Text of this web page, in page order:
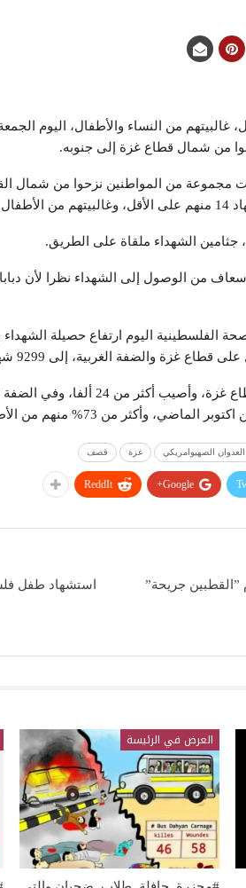
الأقل، غالبيتهم من النساء والأطفال، اليوم
من شمال قطاع غزة إلى جنوبه.
مجموعة من المواطنين نزحوا من شمال
جثامين الشهداء ملقاة على الطريق.
من الوصول إلى الشهداء نظرا لأن
الفلسطينية اليوم ارتفاع حصيلة
الغربية، إلى 9299 شهيدا، وأكثر من 25 ألف جريح.
العدوان الصهيوامريكي غزة قصف
Google+
ReddIt
جريحة”
استشهاد طفل
العرض في الرئيسة